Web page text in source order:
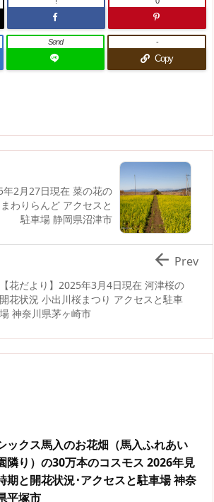
Send
Copy
-
年2月27日現在 菜の花の
わりらんど アクセスと
駐車場 静岡県沼津市
【花だより】2025年3月4日現在 河津桜の
開花状況 小出川桜まつり アクセスと駐車
場 神奈川県茅ヶ崎市
 Prev
ックス馬入のお花畑（馬入ふれあい
隣り）の30万本のコスモス 2026年見
期と開花状況･アクセスと駐車場 神奈
平塚市